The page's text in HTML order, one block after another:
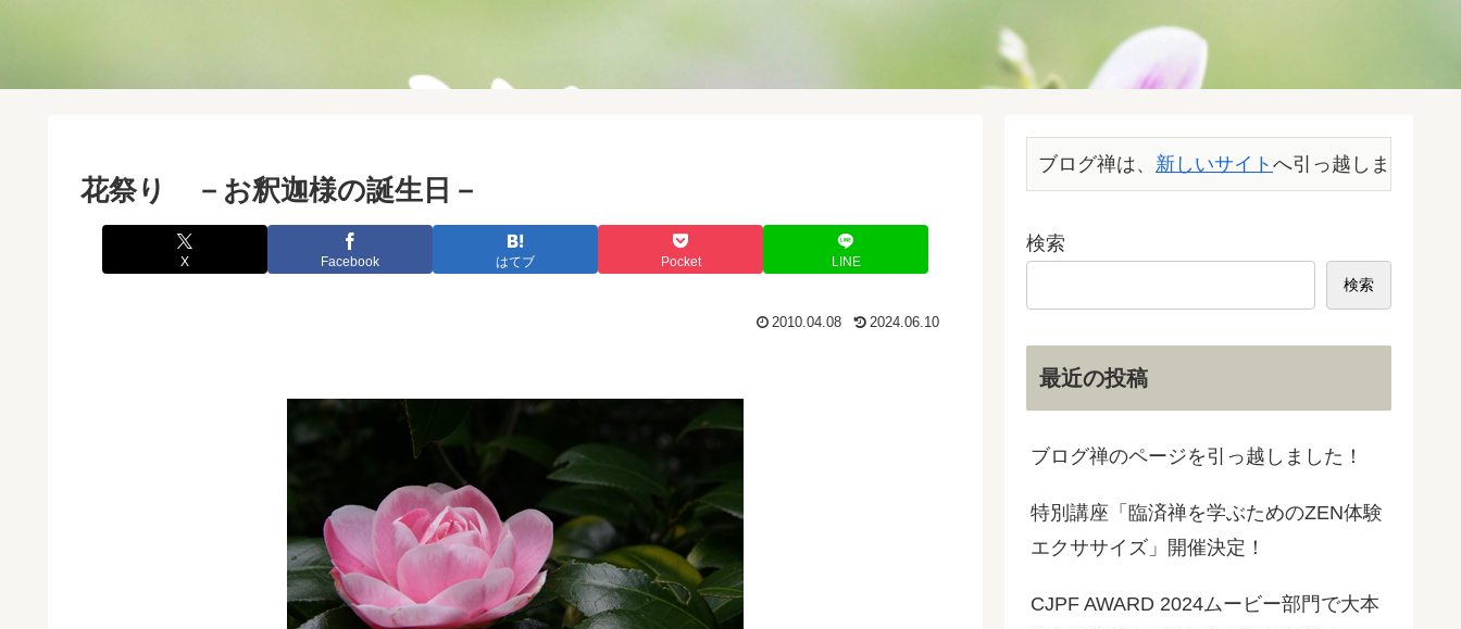
花祭り －お釈迦様の誕生日－
X Facebook はてブ Pocket LINE
2010.04.08 2024.06.10
ブログ禅は、 新しいサイトへ引っ越しました。
検索
検索
最近の投稿
ブログ禅のページを引っ越しました！
特別講座「臨済禅を学ぶためのZEN体験
エクササイズ」開催決定！
CJPF AWARD 2024ムービー部門で大本